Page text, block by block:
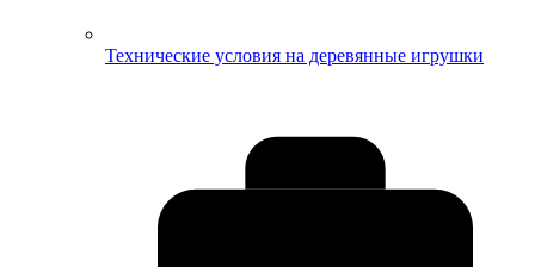
Технические условия на деревянные игрушки